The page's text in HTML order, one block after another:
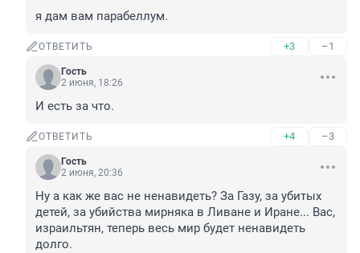
я дам вам парабеллум.
ОТВЕТИТЬ +3 –1
Гость
2 июня, 18:26
И есть за что.
ОТВЕТИТЬ +4 –3
Гость
2 июня, 20:36
Ну а как же вас не ненавидеть? За Газу, за убитых
детей, за убийства мирняка в Ливане и Иране... Вас,
израильтян, теперь весь мир будет ненавидеть
долго.